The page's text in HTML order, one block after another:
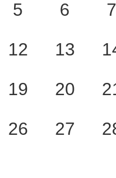
5 6 7
12 13
19 20
26 27